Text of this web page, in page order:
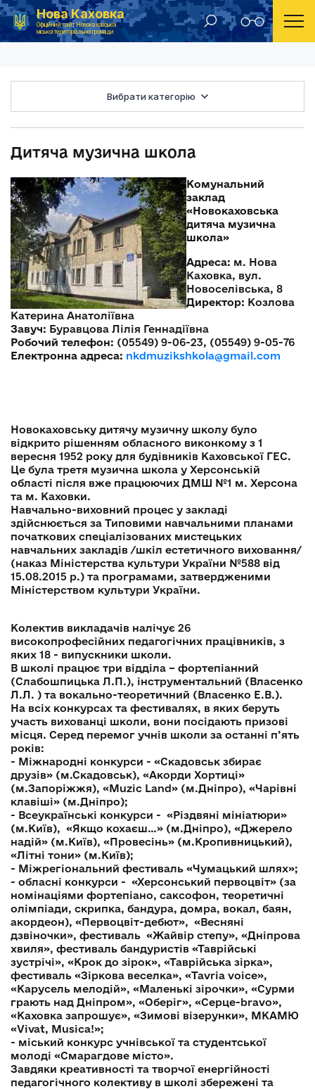
Нова Каховка
Офіційний сайт Новокаховської
міської територіальної громади
Головна Дитяча музична школа
Вибрати категорію
Дитяча музична школа
Комунальний
заклад
«Новокаховська
дитяча музична
школа»
Адреса: м. Нова
Каховка, вул.
Новоселівська, 8
Директор: Козлова
Катерина Анатоліївна
Завуч: Буравцова Лілія Геннадіївна
Робочий телефон: (05549) 9-06-23, (05549) 9-05-76
Електронна адреса: nkdmuzikshkola@gmail.com
Новокаховську дитячу музичну школу було
відкрито рішенням обласного виконкому з 1
вересня 1952 року для будівників Каховської ГЕС.
Це була третя музична школа у Херсонській
області після вже працюючих ДМШ №1 м. Херсона
та м. Каховки.
Навчально-виховний процес у закладі
здійснюється за Типовими навчальними планами
початкових спеціалізованих мистецьких
навчальних закладів /шкіл естетичного виховання/
(наказ Міністерства культури України №588 від
15.08.2015 р.) та програмами, затвердженими
Міністерством культури України.
Колектив викладачів налічує 26
високопрофесійних педагогічних працівників, з
яких 18 - випускники школи.
В школі працює три відділа – фортепіанний
(Слабошпицька Л.П.), інструментальний (Власенко
Л.Л. ) та вокально-теоретичний (Власенко Е.В.).
На всіх конкурсах та фестивалях, в яких беруть
участь вихованці школи, вони посідають призові
місця. Серед перемог учнів школи за останні п’ять
років:
- Міжнародні конкурси - «Скадовськ збирає
друзів» (м.Скадовськ), «Акорди Хортиці»
(м.Запоріжжя), «Muzic Land» (м.Дніпро), «Чарівні
клавіші» (м.Дніпро);
- Всеукраїнські конкурси - «Різдвяні мініатюри»
(м.Київ), «Якщо кохаєш…» (м.Дніпро), «Джерело
надій» (м.Київ), «Провесінь» (м.Кропивницький),
«Літні тони» (м.Київ);
- Міжрегіональний фестиваль «Чумацький шлях»;
- обласні конкурси - «Херсонський первоцвіт» (за
номінаціями фортепіано, саксофон, теоретичні
олімпіади, скрипка, бандура, домра, вокал, баян,
акордеон), «Первоцвіт-дебют», «Весняні
дзвіночки», фестиваль «Жайвір степу», «Дніпрова
хвиля», фестиваль бандуристів «Таврійські
зустрічі», «Крок до зірок», «Таврійська зірка»,
фестиваль «Зіркова веселка», «Tavria voice»,
«Карусель мелодій», «Маленькі зірочки», «Сурми
грають над Дніпром», «Оберіг», «Серце-bravo»,
«Каховка запрошує», «Зимові візерунки», МКАМЮ
«Vivat, Musica!»;
- міський конкурс учнівської та студентської
молоді «Смарагдове місто».
Завдяки креативності та творчої енергійності
педагогічного колективу в школі збережені та